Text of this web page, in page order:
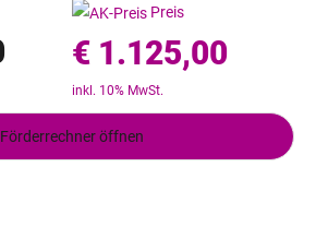
Preis
€ 1.125,00
inkl. 10% MwSt.
Förderrechner öffnen